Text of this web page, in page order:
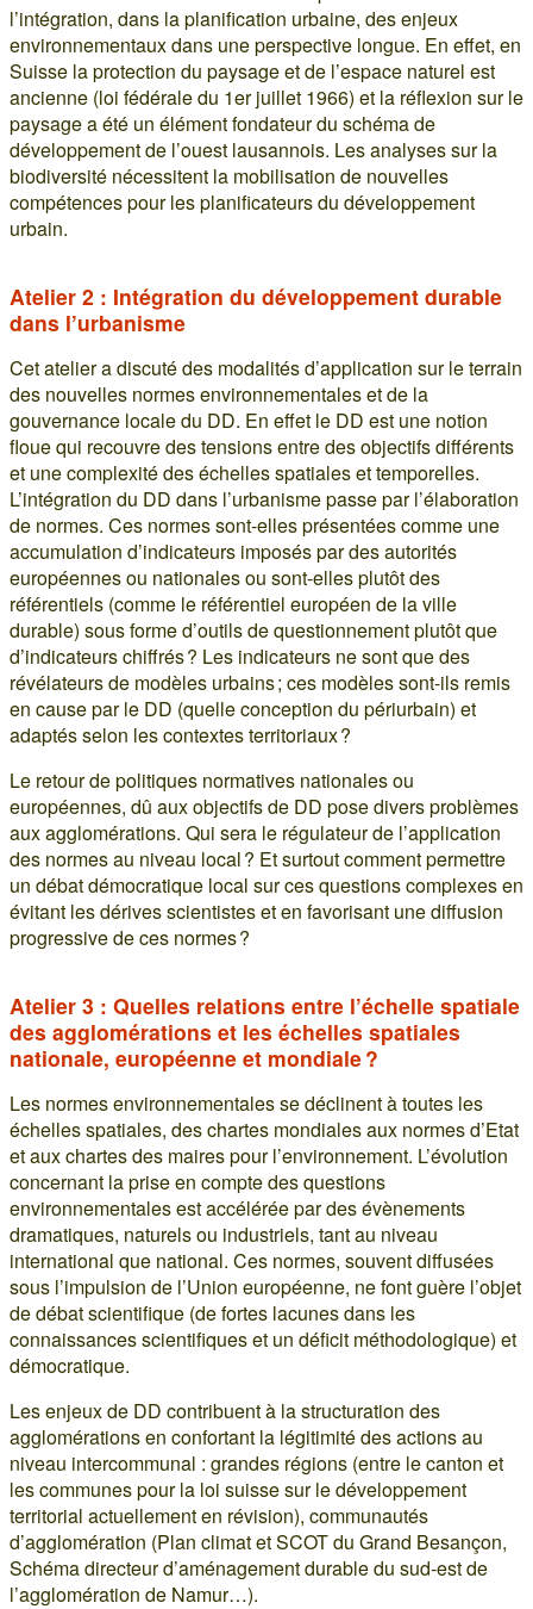
l’intégration, dans la planification urbaine, des enjeux
environnementaux dans une perspective longue. En effet, en
Suisse la protection du paysage et de l’espace naturel est
ancienne (loi fédérale du 1er juillet 1966) et la réflexion sur le
paysage a été un élément fondateur du schéma de
développement de l’ouest lausannois. Les analyses sur la
biodiversité nécessitent la mobilisation de nouvelles
compétences pour les planificateurs du développement
urbain.
Atelier 2 : Intégration du développement durable
dans l’urbanisme
Cet atelier a discuté des modalités d’application sur le terrain
des nouvelles normes environnementales et de la
gouvernance locale du DD. En effet le DD est une notion
floue qui recouvre des tensions entre des objectifs différents
et une complexité des échelles spatiales et temporelles.
L’intégration du DD dans l’urbanisme passe par l’élaboration
de normes. Ces normes sont-elles présentées comme une
accumulation d’indicateurs imposés par des autorités
européennes ou nationales ou sont-elles plutôt des
référentiels (comme le référentiel européen de la ville
durable) sous forme d’outils de questionnement plutôt que
d’indicateurs chiffrés ? Les indicateurs ne sont que des
révélateurs de modèles urbains ; ces modèles sont-ils remis
en cause par le DD (quelle conception du périurbain) et
adaptés selon les contextes territoriaux ?
Le retour de politiques normatives nationales ou
européennes, dû aux objectifs de DD pose divers problèmes
aux agglomérations. Qui sera le régulateur de l’application
des normes au niveau local ? Et surtout comment permettre
un débat démocratique local sur ces questions complexes en
évitant les dérives scientistes et en favorisant une diffusion
progressive de ces normes ?
Atelier 3 : Quelles relations entre l’échelle spatiale
des agglomérations et les échelles spatiales
nationale, européenne et mondiale ?
Les normes environnementales se déclinent à toutes les
échelles spatiales, des chartes mondiales aux normes d’Etat
et aux chartes des maires pour l’environnement. L’évolution
concernant la prise en compte des questions
environnementales est accélérée par des évènements
dramatiques, naturels ou industriels, tant au niveau
international que national. Ces normes, souvent diffusées
sous l’impulsion de l’Union européenne, ne font guère l’objet
de débat scientifique (de fortes lacunes dans les
connaissances scientifiques et un déficit méthodologique) et
démocratique.
Les enjeux de DD contribuent à la structuration des
agglomérations en confortant la légitimité des actions au
niveau intercommunal : grandes régions (entre le canton et
les communes pour la loi suisse sur le développement
territorial actuellement en révision), communautés
d’agglomération (Plan climat et SCOT du Grand Besançon,
Schéma directeur d’aménagement durable du sud-est de
l’agglomération de Namur…).